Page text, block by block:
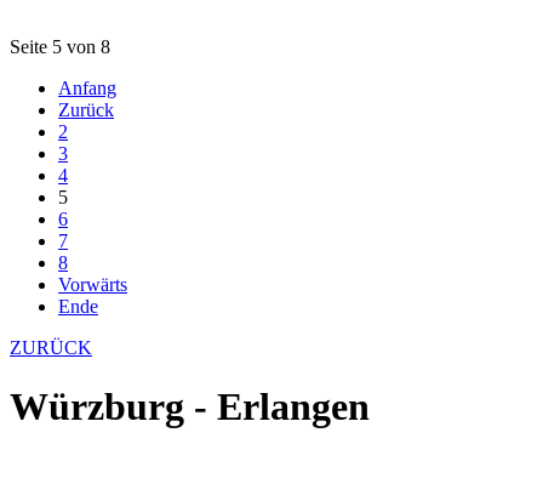
Seite 5 von 8
Anfang
Zurück
2
3
4
5
6
7
8
Vorwärts
Ende
ZURÜCK
Würzburg - Erlangen